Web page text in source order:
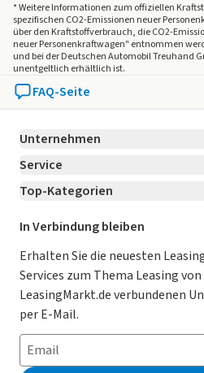
* Weitere Informationen zum offiziellen
spezifischen CO2-Emissionen neuer
über den Kraftstoffverbrauch, die CO2-
neuer Personenkraftwagen" entnommen
und bei der Deutschen Automobil Treuhand
unentgeltlich erhältlich ist.
FAQ-Seite
Unternehmen
Über LeasingMarkt.de
Karriere Jetzt bewerben!
Für Händler
Kooperation mit AutoScout24
AGB
Datenschutz
Impressum
Service
Kontakt
Ratgeber
Magazin
Datenschutz-Einstellungen
So funktioniert’s
Häufig gestellte Fragen
Top-Kategorien
Leasing Deals
Gebrauchtwagen Leasing
Leasing ohne Anzahlung
E-Auto Leasing
Privatleasing
Leasing-Vergleiche
In Verbindung bleiben
Erhalten Sie die neuesten
Services zum Thema Leasing
LeasingMarkt.de verbundenen
per E-Mail.